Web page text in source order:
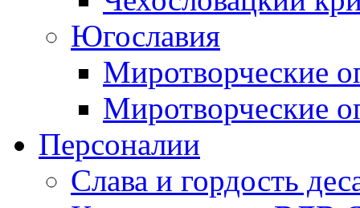
Югославия
Миротворческие
Миротворческие
Персоналии
Слава и гордость